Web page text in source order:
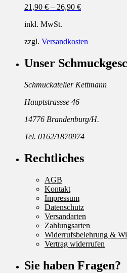
21,90 € – 26,90 €
inkl. MwSt.
zzgl. Versandkosten
Unser
Schmuckatelier Kettmann
Hauptstrassse 46
14776 Brandenburg/H.
Tel. 0162/1870974
Rechtliches
AGB
Kontakt
Impressum
Datenschutz
Versandarten
Zahlungsarten
Widerrufsbelehrung &
Vertrag widerrufen
Sie haben Fragen?